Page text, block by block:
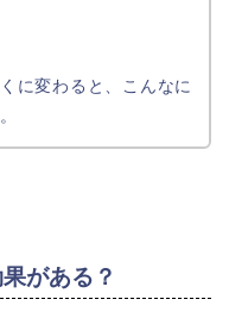
に変わると、こんなに
がある？